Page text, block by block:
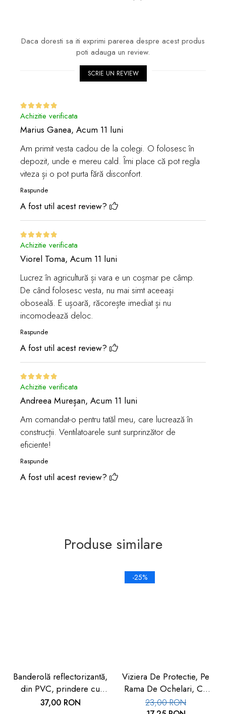
Daca doresti sa iti exprimi parerea despre acest produs
poti adauga un review.
SCRIE UN REVIEW
Achizitie verificata
Marius Ganea, Acum 11 luni
Am primit vesta cadou de la colegi. O folosesc în
depozit, unde e mereu cald. Îmi place că pot regla
viteza și o pot purta fără disconfort.
Raspunde
A fost util acest review?
Achizitie verificata
Viorel Toma, Acum 11 luni
Lucrez în agricultură și vara e un coșmar pe câmp.
De când folosesc vesta, nu mai simt aceeași
oboseală. E ușoară, răcorește imediat și nu
incomodează deloc.
Raspunde
A fost util acest review?
Achizitie verificata
Andreea Mureșan, Acum 11 luni
Am comandat-o pentru tatăl meu, care lucrează în
construcții. Ventilatoarele sunt surprinzător de
eficiente!
Raspunde
A fost util acest review?
Produse similare
Banderolă reflectorizantă,
din PVC, prindere cu
scai, 1 buc
37,00 RON
-25%
Viziera De Protectie, Pe
Rama De Ochelari, Cu
Folie De Protectie
23,00 RON